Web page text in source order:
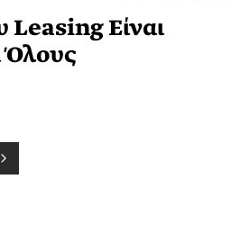
Leasing Είναι
Όλους